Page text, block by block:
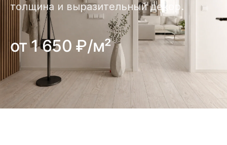
толщина и выразительный декор.
от 1 650 ₽/м²